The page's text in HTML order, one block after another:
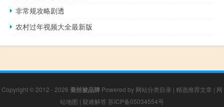
非常规攻略剧透
农村过年视频大全最新版
Copyright © 2012 - 2026 蚕丝被品牌 Powered by 网站分类目录 | 精选推荐文章 | 网
站地图 | 疑难解答 苏ICP备05034554号